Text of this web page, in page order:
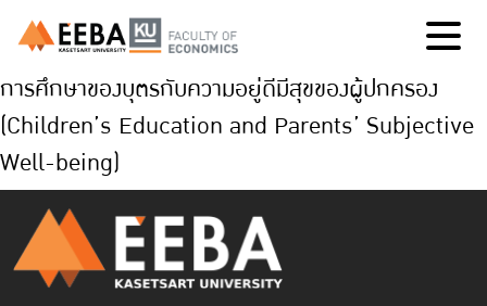
การศึกษาของบุตรกับความอยู่ดีมีสุขของผู้ปกครอง
(Children’s Education and Parents’ Subjective
Well-being)